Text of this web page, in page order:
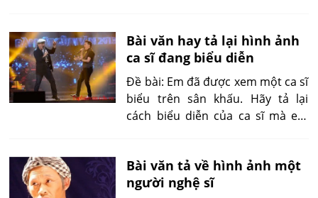
mình...'
Bài văn hay tả lại hình ảnh
ca sĩ đang biểu diễn
Đề bài: Em đã được xem một ca sĩ
biểu trên sân khấu. Hãy tả lại
cách biểu diễn của ca sĩ mà em
Bài văn tả về hình ảnh một
người nghệ sĩ